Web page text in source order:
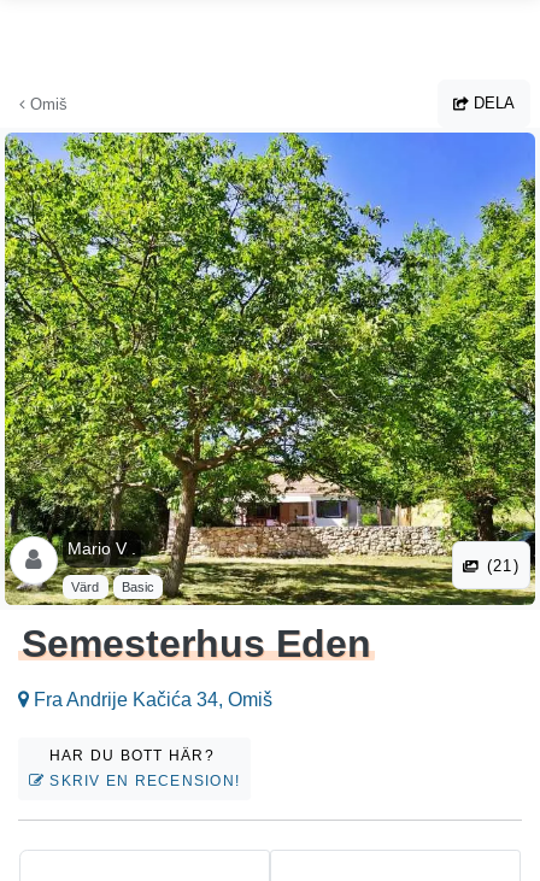
Omiš DELA
Mario V .
Värd Basic
(21)
Semesterhus Eden
Fra Andrije Kačića 34, Omiš
HAR DU BOTT HÄR?
SKRIV EN RECENSION!